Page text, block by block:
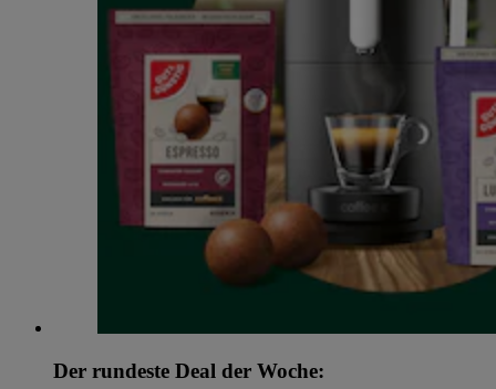
Der rundeste Deal der Woche: